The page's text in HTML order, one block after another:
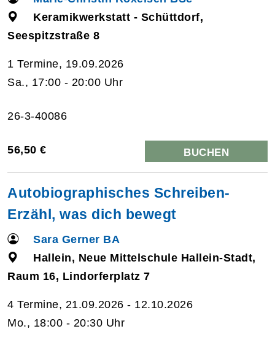
Keramikwerkstatt - Schüttdorf,
Seespitzstraße 8
1 Termine, 19.09.2026
Sa., 17:00 - 20:00 Uhr
26-3-40086
56,50 € BUCHEN
Autobiographisches Schreiben-
Erzähl, was dich bewegt
Sara Gerner BA
Hallein, Neue Mittelschule Hallein-Stadt,
Raum 16, Lindorferplatz 7
4 Termine, 21.09.2026 - 12.10.2026
Mo., 18:00 - 20:30 Uhr